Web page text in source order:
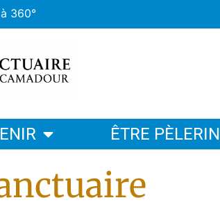
360°
ÊTRE PÈLERIN